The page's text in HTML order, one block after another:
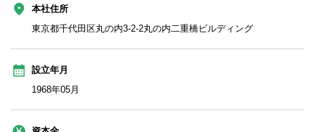
本社住所
東京都千代田区丸の内3‐2‐2丸の内二重橋ビルディング
設立年月
1968年05月